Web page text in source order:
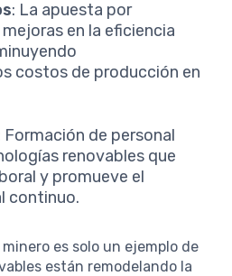
: La apuesta por
en la eficiencia
costos de producción en
Formación de personal
renovables que
y promueve el
continuo.
es solo un ejemplo de
están remodelando la